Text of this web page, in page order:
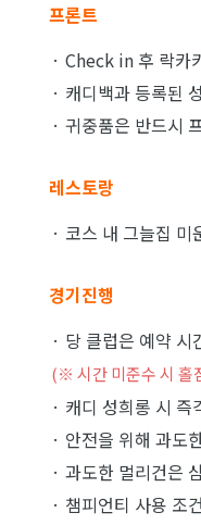
프론트
· Check in 후 락카
· 캐디백과 등록된
· 귀중품은 반드시
레스토랑
· 코스 내 그늘집
경기진행
· 당 클럽은 예약
(※ 시간 미준수 시 홀
· 캐디 성희롱 시 즉
· 안전을 위해 과
· 과도한 멀리건은
· 챔피언티 사용 조